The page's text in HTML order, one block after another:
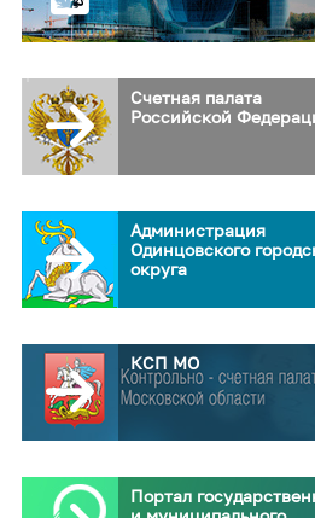
Счетная палата
Российской
Администрация
Одинцовского
округа
КСП МО
Портал